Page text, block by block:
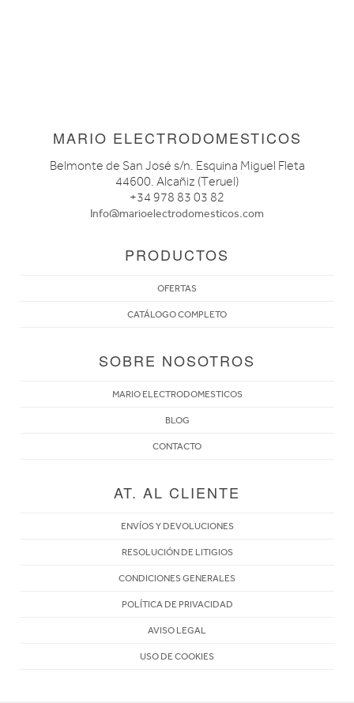
MARIO ELECTRODOMESTICOS
Belmonte de San José s/n. Esquina Miguel Fleta
44600. Alcañiz (Teruel)
+34 978 83 03 82
Info@marioelectrodomesticos.com
PRODUCTOS
OFERTAS
CATÁLOGO COMPLETO
SOBRE NOSOTROS
MARIO ELECTRODOMESTICOS
BLOG
CONTACTO
AT. AL CLIENTE
ENVÍOS Y DEVOLUCIONES
RESOLUCIÓN DE LITIGIOS
CONDICIONES GENERALES
POLÍTICA DE PRIVACIDAD
AVISO LEGAL
USO DE COOKIES